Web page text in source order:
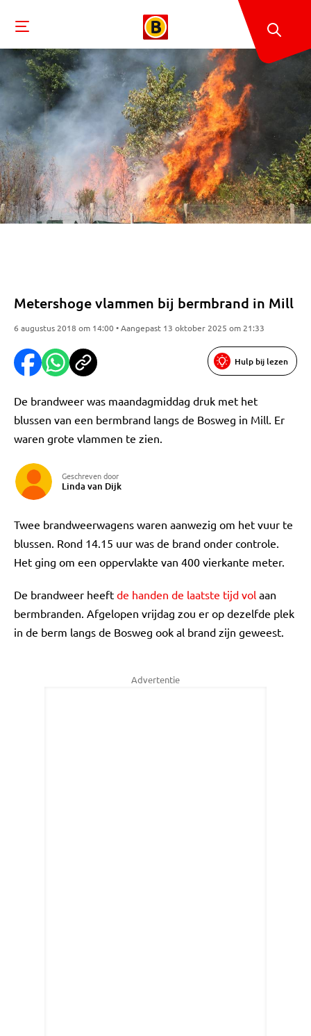
Metershoge vlammen bij bermbrand in Mill
6 augustus 2018 om 14:00 • Aangepast 13 oktober 2025 om 21:33
Hulp bij lezen
De brandweer was maandagmiddag druk met het
blussen van een bermbrand langs de Bosweg in Mill. Er
waren grote vlammen te zien.
Geschreven door
Linda van Dijk
Twee brandweerwagens waren aanwezig om het vuur te
blussen. Rond 14.15 uur was de brand onder controle.
Het ging om een oppervlakte van 400 vierkante meter.
De brandweer heeft de handen de laatste tijd vol aan
bermbranden. Afgelopen vrijdag zou er op dezelfde plek
in de berm langs de Bosweg ook al brand zijn geweest.
Advertentie